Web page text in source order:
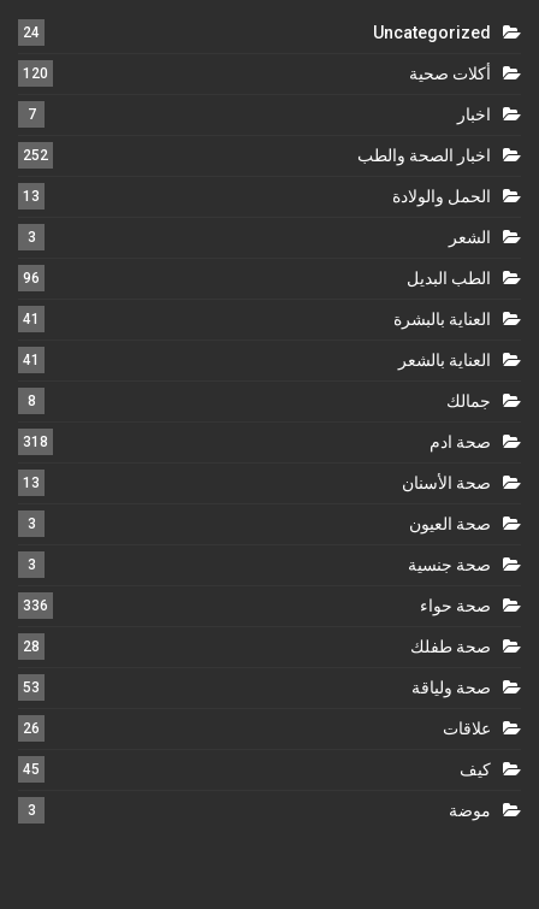
Uncategorized
24
أكلات صحية 120
اخبار 7
اخبار الصحة والطب 252
الحمل والولادة 13
الشعر 3
الطب البديل 96
العناية بالبشرة 41
العناية بالشعر 41
جمالك 8
صحة ادم 318
صحة الأسنان 13
صحة العيون 3
صحة جنسية 3
صحة حواء 336
صحة طفلك 28
صحة ولياقة 53
علاقات 26
كيف 45
موضة 3